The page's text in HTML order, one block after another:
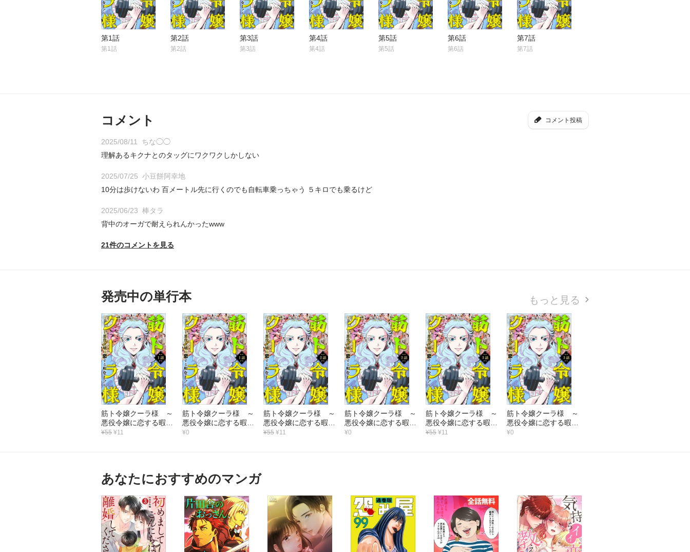
第1話
第1話
第2話
第2話
第3話
第3話
第4話
第4話
第5話
第5話
第6話
第6話
第7話
第7話
コメント コメント投稿
2025/08/11
ちな◯◯
理解あるキクナとのタッグにワクワクしかしない
2025/07/25 小豆餅阿幸地
10分は歩けないわ 百メートル先に行くのでも自転車乗っちゃう ５キロでも乗るけど
2025/06/23 棒タラ
背中のオーガで耐えられんかったwww
21件のコメントを見る
発売中の単行本 もっと見る
筋ト令嬢クーラ様 ～
悪役令嬢に恋する暇な
し！～（1）
¥55 ¥11
筋ト令嬢クーラ様 ～
悪役令嬢に恋する暇な
し！～（1）
¥0
筋ト令嬢クーラ様 ～
悪役令嬢に恋する暇な
し！～（2）
¥55 ¥11
筋ト令嬢クーラ様 ～
悪役令嬢に恋する暇な
し！～（2）
¥0
筋ト令嬢クーラ様 ～
悪役令嬢に恋する暇な
し！～（3）
¥55 ¥11
筋ト令嬢クーラ様 ～
悪役令嬢に恋する暇な
し！～（3）
¥0
あなたにおすすめのマンガ